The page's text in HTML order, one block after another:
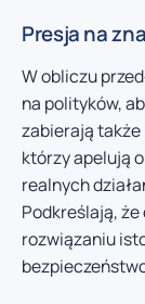
Presja na
W obliczu
na polityków,
zabierają
którzy apelują
realnych
Podkreślają,
rozwiązaniu